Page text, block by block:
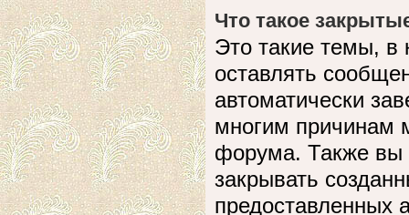
Что такое
Это такие темы, в
оставлять
автоматически
многим причинам
форума. Также вы
закрывать
предоставленных